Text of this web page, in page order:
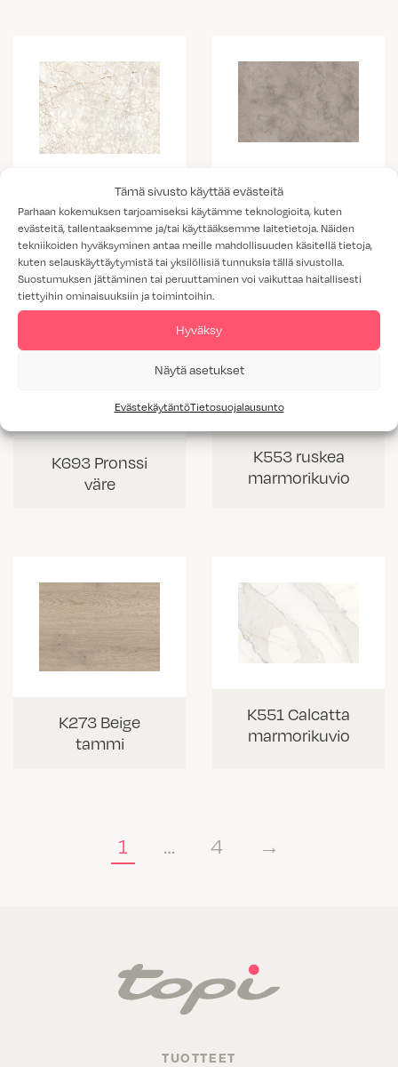
Tämä sivusto käyttää evästeitä
Parhaan kokemuksen tarjoamiseksi käytämme teknologioita, kuten
evästeitä, tallentaaksemme ja/tai käyttääksemme laitetietoja. Näiden
tekniikoiden hyväksyminen antaa meille mahdollisuuden käsitellä tietoja,
kuten selauskäyttäytymistä tai yksilöllisiä tunnuksia tällä sivustolla.
Suostumuksen jättäminen tai peruuttaminen voi vaikuttaa haitallisesti
tiettyihin ominaisuuksiin ja toimintoihin.
Hyväksy
Näytä asetukset
EvästekäytäntöTietosuojalausunto
K703 Portobello
marmorikuvio
K538 vaalea
kallio
K693 Pronssi
väre
K553 ruskea
marmorikuvio
K273 Beige
tammi
K551 Calcatta
marmorikuvio
1 … 4 →
TUOTTEET